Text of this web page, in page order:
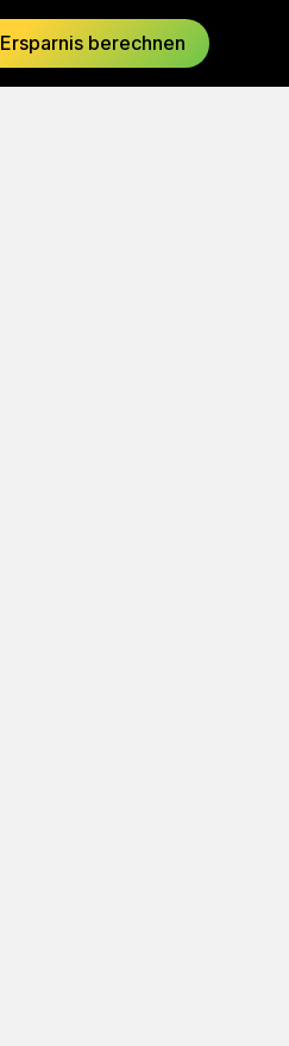
Ersparnis berechnen